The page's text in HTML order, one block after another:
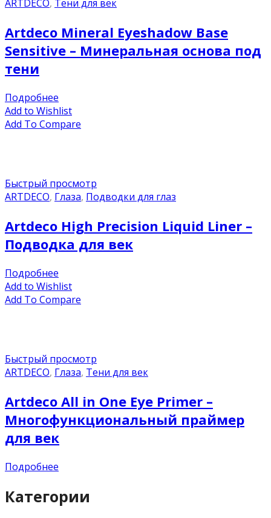
ARTDECO, Тени для век
Artdeco Mineral Eyeshadow Base
Sensitive – Минеральная основа под
тени
Подробнее
Add to Wishlist
Add To Compare
Быстрый просмотр
ARTDECO, Глаза, Подводки для глаз
Artdeco High Precision Liquid Liner –
Подводка для век
Подробнее
Add to Wishlist
Add To Compare
Быстрый просмотр
ARTDECO, Глаза, Тени для век
Artdeco All in One Eye Primer –
Многофункциональный праймер
для век
Подробнее
Категории